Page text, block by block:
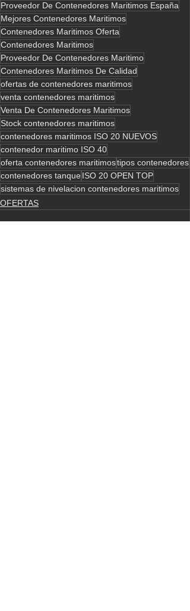
Proveedor De Contenedores Maritimos España
Mejores Contenedores Maritimos
Contenedores Maritimos Oferta
Contenedores Maritimos
Proveedor De Contenedores Maritimo
Contenedores Maritimos De Calidad
ofertas de contenedores maritimos
venta contenedores maritimos
Venta De Contenedores Maritimos
Stock contenedores maritimos
contenedores maritimos ISO 20 NUEVOS
contenedor maritimo ISO 40
oferta contenedores maritimostipos contenedores
contenedores tanque ISO 20 OPEN TOP
sistemas de nivelacion contenedores maritimos
OFERTAS